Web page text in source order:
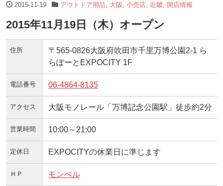
2015-11-19 アウトドア用品 大阪 小売店, 近畿, 開店情報
2015年11月19日（木）オープン
住所
〒565-0826大阪府吹田市千里万博公園2-1 ら
らぽーとEXPOCITY 1F
電話番号 06-4864-8135
アクセス 大阪モノレール「万博記念公園駅」徒歩約2分
営業時間 10:00～21:00
定休日 EXPOCITYの休業日に準じます
ＨＰ モンベル